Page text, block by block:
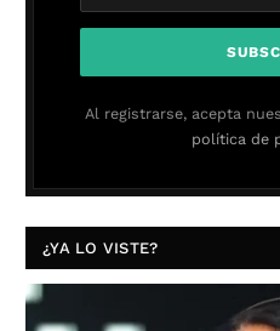
Al registrarse, acepta
política de
¿YA LO VISTE?